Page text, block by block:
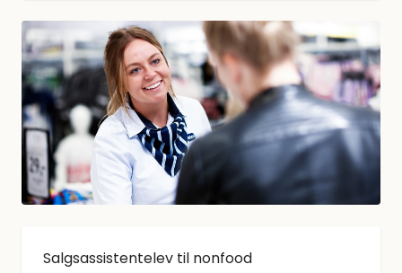
Salgsassistentelev til nonfood